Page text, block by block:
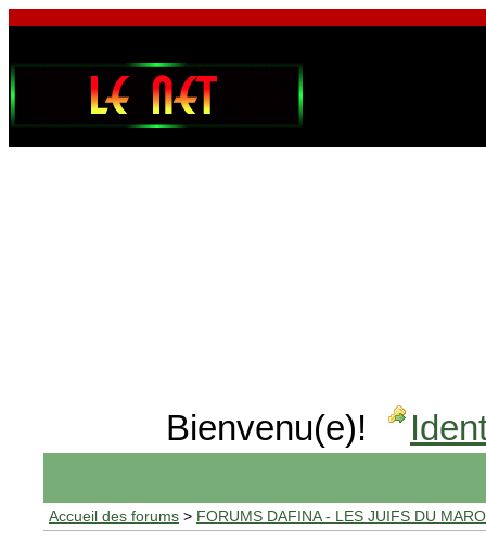
Bienvenu(e)!
Accueil des forums > FORUMS DAFINA - LES JUIFS DU